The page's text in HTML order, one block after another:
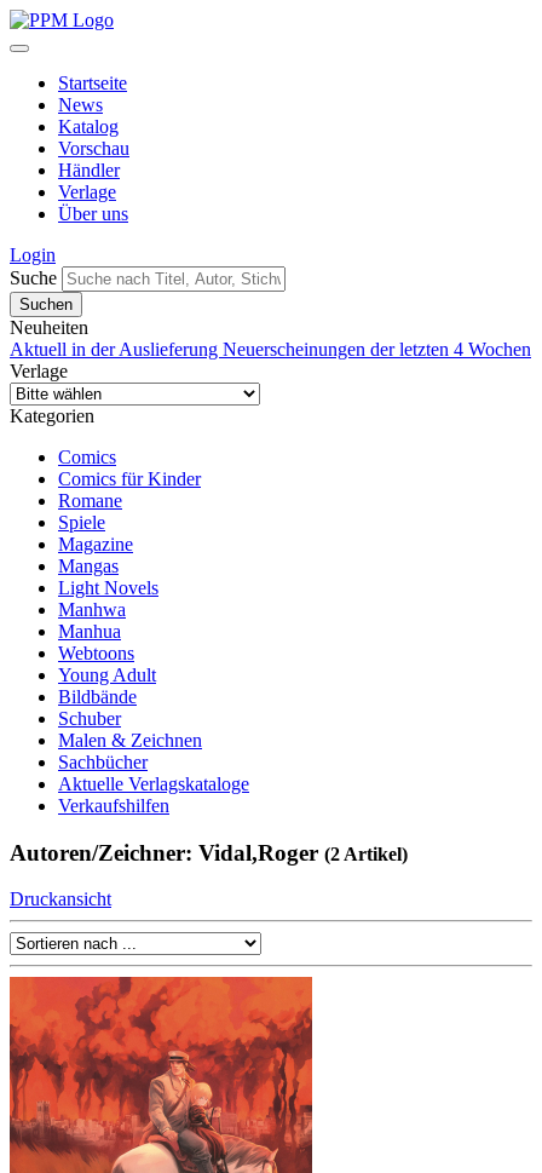
Startseite
News
Katalog
Vorschau
Händler
Verlage
Über uns
Login
Suche
Neuheiten
Aktuell in der Auslieferung Neuerscheinungen der letzten 4 Wochen
Verlage
Kategorien
Comics
Comics für Kinder
Romane
Spiele
Magazine
Mangas
Light Novels
Manhwa
Manhua
Webtoons
Young Adult
Bildbände
Schuber
Malen & Zeichnen
Sachbücher
Aktuelle Verlagskataloge
Verkaufshilfen
Autoren/Zeichner: Vidal,Roger (2 Artikel)
Druckansicht